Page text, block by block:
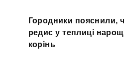
Городники пояснили,
редис у теплиці
корінь